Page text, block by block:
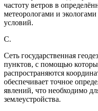
частоту ветров в
метеорологами и
условий.
С.
Сеть государственная
пунктов, с помощью
распространяются
обеспечивает точное
явлений, что необходимо
землеустройства.